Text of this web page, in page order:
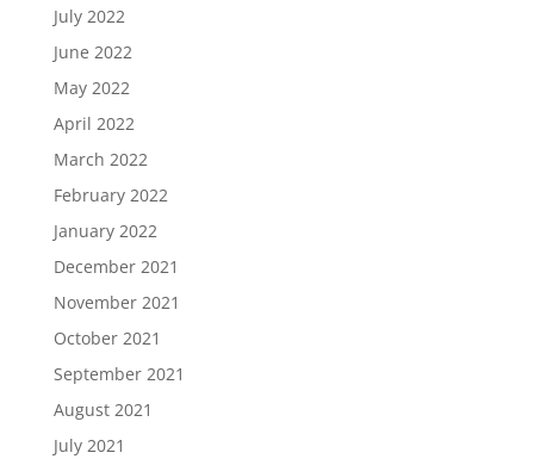
July 2022
June 2022
May 2022
April 2022
March 2022
February 2022
January 2022
December 2021
November 2021
October 2021
September 2021
August 2021
July 2021